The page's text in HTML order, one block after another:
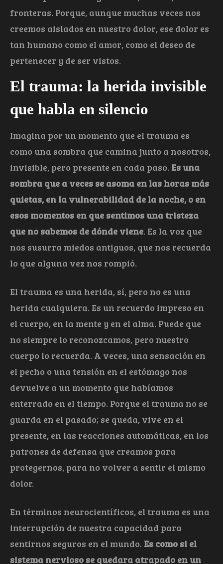
fronteras. Porque, aunque muchas veces nos
creemos aislados en nuestro dolor, ese dolor es
tan humano como el amor, como el deseo de
pertenecer y de ser vistos.
El trauma: la herida invisible
que habla en silencio
Imagina por un momento que el trauma es
como una sombra que camina junto a nosotros,
invisible, pero presente en cada paso. Es una
sombra que a veces se asoma en las horas más
quietas, en la vulnerabilidad de la noche, o en
esos momentos en que sentimos una tristeza
que no sabemos de dónde viene. Es la voz que
nos susurra miedos antiguos, que nos recuerda
lo que alguna vez nos rompió.
El trauma es una herida, sí, pero no es una
herida cualquiera. Es un recuerdo impreso en
el cuerpo, en la mente y en el alma. Puede que
no siempre lo reconozcamos, pero nuestro
cuerpo lo recuerda. A veces, una sensación en
el pecho o una tensión en el estómago nos
devuelve a un momento que habíamos
enterrado en el tiempo. Porque el trauma no se
guarda en el pasado; se queda, vive en el
presente, en las reacciones automáticas, en los
patrones de defensa que creamos para
protegernos, para no volver a sentir el mismo
dolor.
En términos neurocientíficos, el trauma es una
interrupción de nuestra capacidad para
sentirnos seguros en el mundo. Es como si el
sistema nervioso se quedara atrapado en un